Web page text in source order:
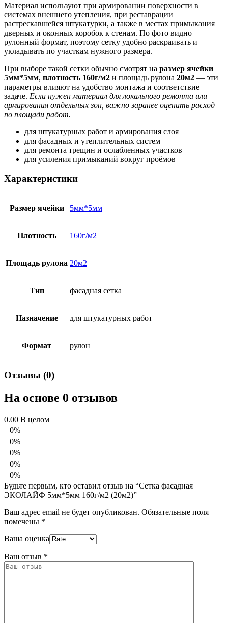
Материал используют при армировании поверхности в
системах внешнего утепления, при реставрации
растрескавшейся штукатурки, а также в местах примыкания
дверных и оконных коробок к стенам. По фото видно
рулонный формат, поэтому сетку удобно раскраивать и
укладывать по участкам нужного размера.
При выборе такой сетки обычно смотрят на размер ячейки
5мм*5мм, плотность 160г/м2 и площадь рулона 20м2 — эти
параметры влияют на удобство монтажа и соответствие
задаче. Если нужен материал для локального ремонта или
армирования отдельных зон, важно заранее оценить расход
по площади работ.
для штукатурных работ и армирования слоя
для фасадных и утеплительных систем
для ремонта трещин и ослабленных участков
для усиления примыканий вокруг проёмов
Характеристики
Размер ячейки 5мм*5мм
Плотность 160г/м2
Площадь рулона 20м2
Тип фасадная сетка
Назначение для штукатурных работ
Формат рулон
Отзывы (0)
На основе 0 отзывов
0.00 В целом
0%
0%
0%
0%
0%
Будьте первым, кто оставил отзыв на “Сетка фасадная
ЭКОЛАЙФ 5мм*5мм 160г/м2 (20м2)”
Ваш адрес email не будет опубликован. Обязательные поля
помечены *
Ваша оценка
Ваш отзыв *